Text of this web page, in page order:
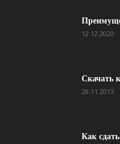
12.12.2020
Скачать
28.11.2013
Как